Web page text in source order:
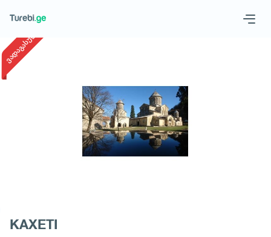
მოითხოვე ტური
ვადაგასული
KAXETI